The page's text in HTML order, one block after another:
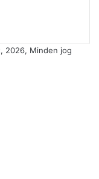
2026, Minden jog